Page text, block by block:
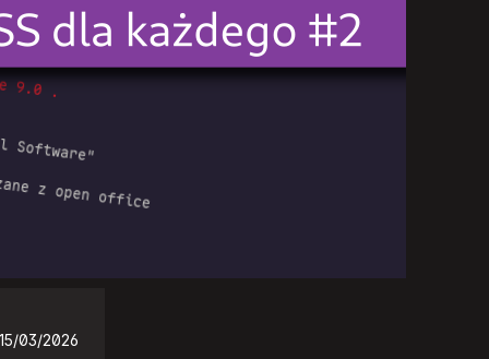
15/03/2026